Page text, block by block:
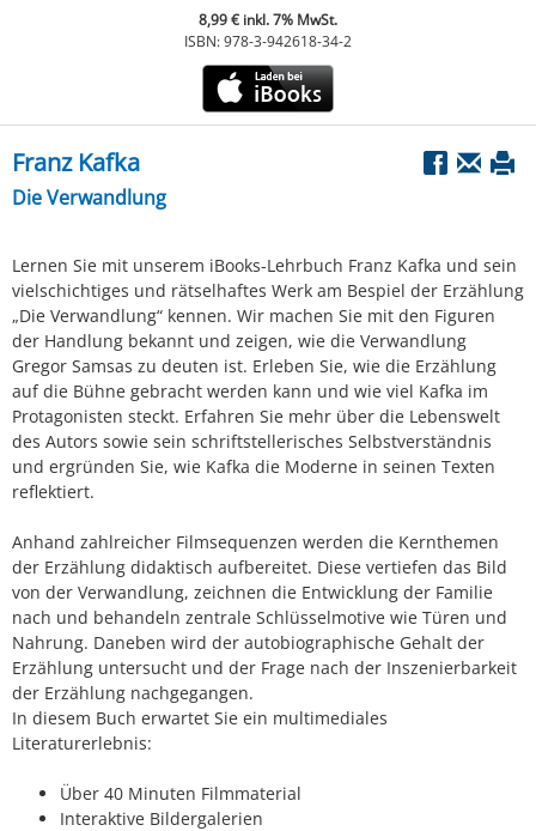
8,99 € inkl. 7% MwSt.
ISBN: 978-3-942618-34-2
Franz Kafka
Die Verwandlung
Lernen Sie mit unserem iBooks-Lehrbuch Franz Kafka und sein
vielschichtiges und rätselhaftes Werk am Bespiel der Erzählung
„Die Verwandlung“ kennen. Wir machen Sie mit den Figuren
der Handlung bekannt und zeigen, wie die Verwandlung
Gregor Samsas zu deuten ist. Erleben Sie, wie die Erzählung
auf die Bühne gebracht werden kann und wie viel Kafka im
Protagonisten steckt. Erfahren Sie mehr über die Lebenswelt
des Autors sowie sein schriftstellerisches Selbstverständnis
und ergründen Sie, wie Kafka die Moderne in seinen Texten
reflektiert.
Anhand zahlreicher Filmsequenzen werden die Kernthemen
der Erzählung didaktisch aufbereitet. Diese vertiefen das Bild
von der Verwandlung, zeichnen die Entwicklung der Familie
nach und behandeln zentrale Schlüsselmotive wie Türen und
Nahrung. Daneben wird der autobiographische Gehalt der
Erzählung untersucht und der Frage nach der Inszenierbarkeit
der Erzählung nachgegangen.
In diesem Buch erwartet Sie ein multimediales
Literaturerlebnis:
Über 40 Minuten Filmmaterial
Interaktive Bildergalerien